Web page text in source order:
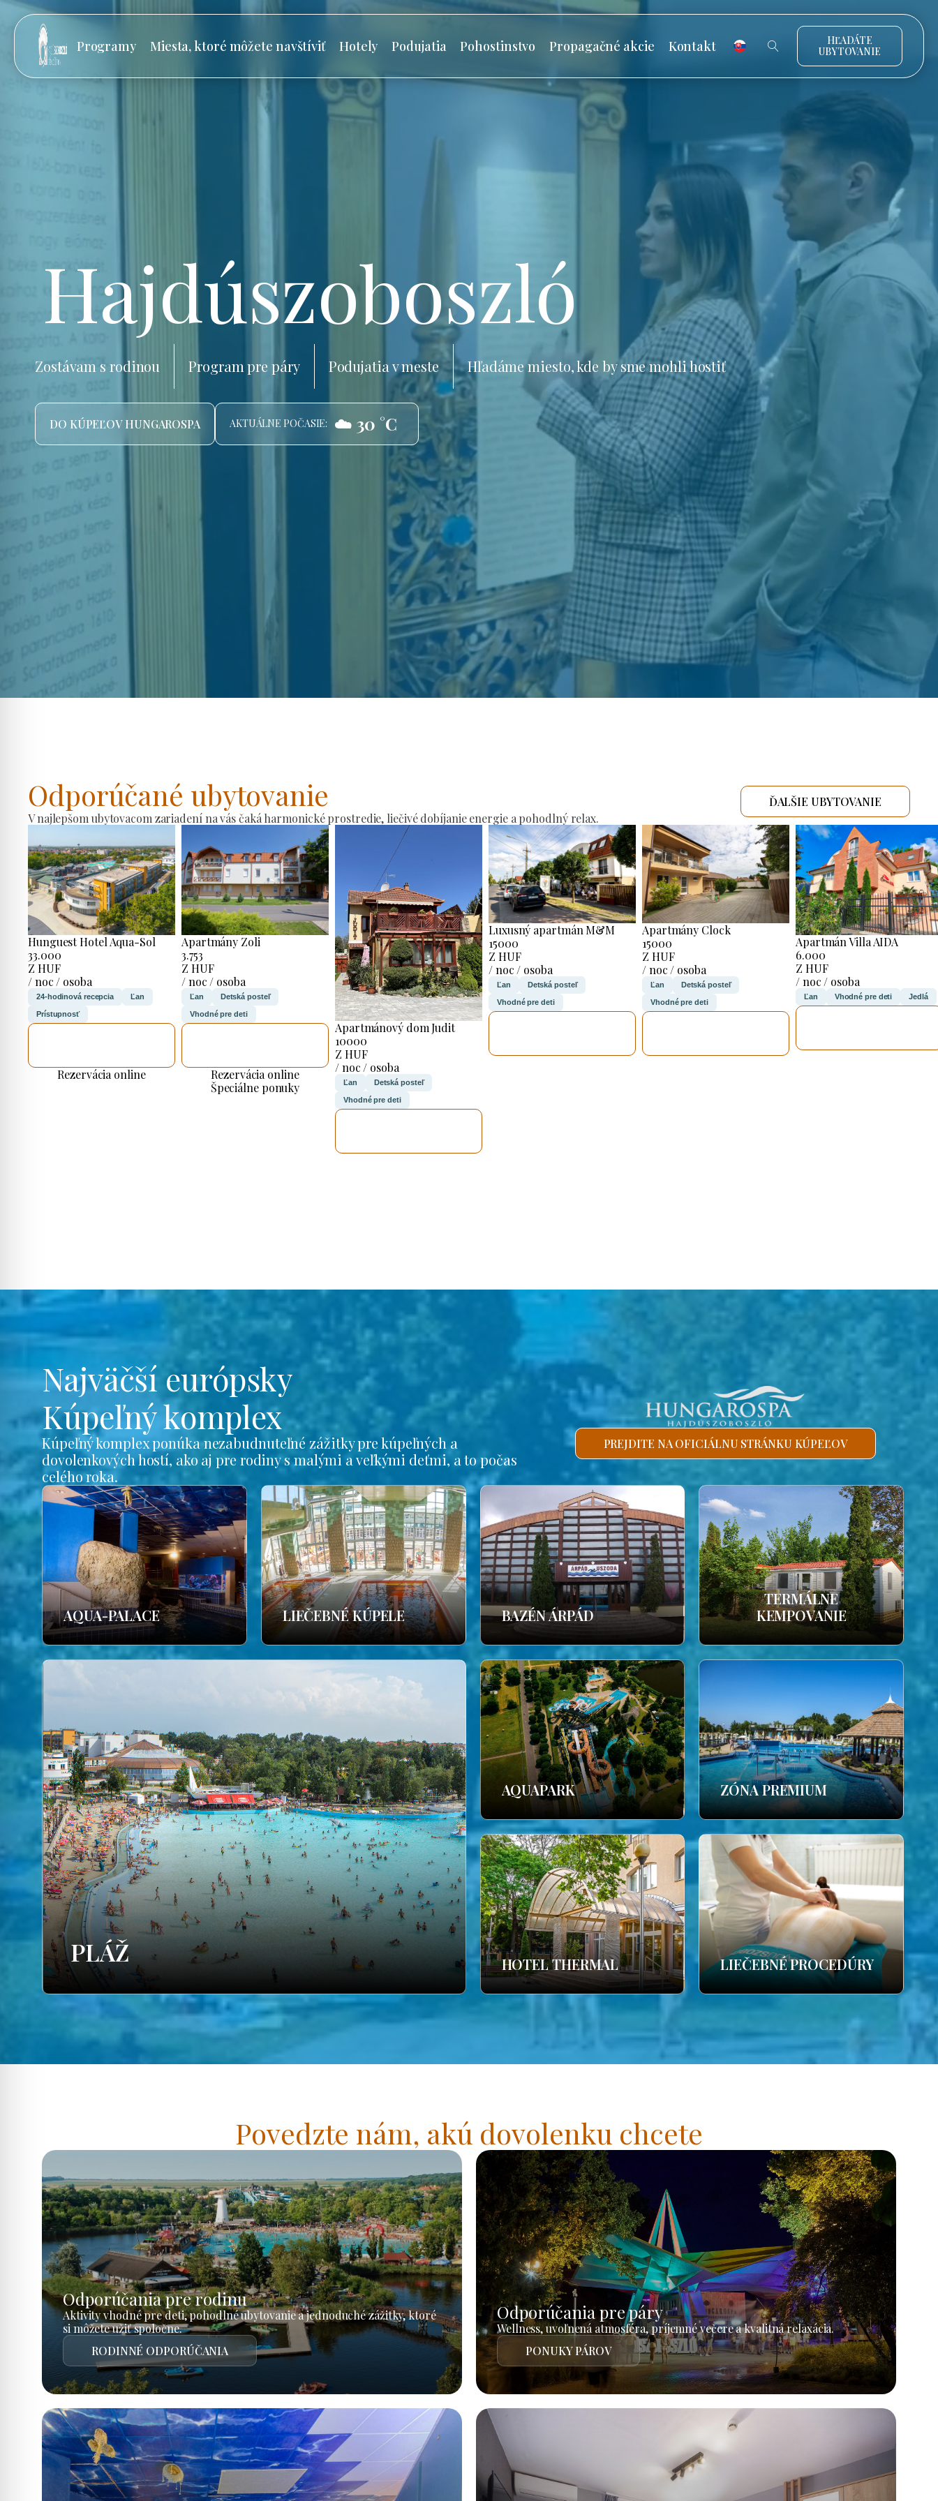
Programy Miesta, ktoré môžete navštíviť Hotely Podujatia Pohostinstvo Propagačné akcie Kontakt
HĽADÁTE
UBYTOVANIE
Hajdúszoboszló
Zostávam s rodinou Program pre páry Podujatia v meste Hľadáme miesto, kde by sme mohli hostiť
DO KÚPEĽOV HUNGAROSPA AKTUÁLNE POČASIE: ☁️ 30 °C
Odporúčané ubytovanie
V najlepšom ubytovacom zariadení na vás čaká harmonické prostredie, liečivé dobíjanie energie a pohodlný relax.
ĎALŠIE UBYTOVANIE
Hunguest Hotel Aqua-Sol
33.000
Z HUF
/ noc / osoba
24-hodinová recepcia Ľan
Prístupnosť
Rezervácia online
Apartmány Zoli
3.753
Z HUF
/ noc / osoba
Ľan Detská posteľ
Vhodné pre deti
Rezervácia online
Špeciálne ponuky
Apartmánový dom Judit
10000
Z HUF
/ noc / osoba
Ľan Detská posteľ
Vhodné pre deti
Luxusný apartmán M&M
15000
Z HUF
/ noc / osoba
Ľan Detská posteľ
Vhodné pre deti
Apartmány Clock
15000
Z HUF
/ noc / osoba
Ľan Detská posteľ
Vhodné pre deti
Apartmán Villa AIDA
6.000
Z HUF
/ noc / osoba
Ľan Vhodné pre deti Jedlá
Najväčší európsky
Kúpeľný komplex
Kúpeľný komplex ponúka nezabudnuteľné zážitky pre kúpeľných a
dovolenkových hostí, ako aj pre rodiny s malými a veľkými deťmi, a to počas
celého roka.
PREJDITE NA OFICIÁLNU STRÁNKU KÚPEĽOV
AQUA-PALACE LIEČEBNÉ KÚPELE BAZÉN ÁRPÁD
TERMÁLNE
KEMPOVANIE
PLÁŽ
AQUAPARK ZÓNA PREMIUM
HOTEL THERMAL LIEČEBNÉ PROCEDÚRY
Povedzte nám, akú dovolenku chcete
Odporúčania pre rodinu
Aktivity vhodné pre deti, pohodlné ubytovanie a jednoduché zážitky, ktoré
si môžete užiť spoločne.
RODINNÉ ODPORÚČANIA
Odporúčania pre páry
Wellness, uvoľnená atmosféra, príjemné večere a kvalitná relaxácia.
PONUKY PÁROV